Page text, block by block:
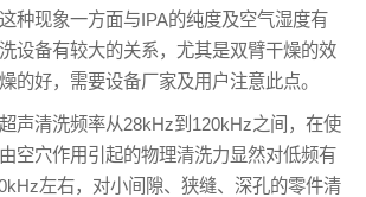
种现象一方面与IPA的纯度及空气湿度有
设备有较大的关系，尤其是双臂干燥的效
的好，需要设备厂家及用户注意此点。
声清洗频率从28kHz到120kHz之间，在使
空穴作用引起的物理清洗力显然对低频有
左右，对小间隙、狭缝、深孔的零件清